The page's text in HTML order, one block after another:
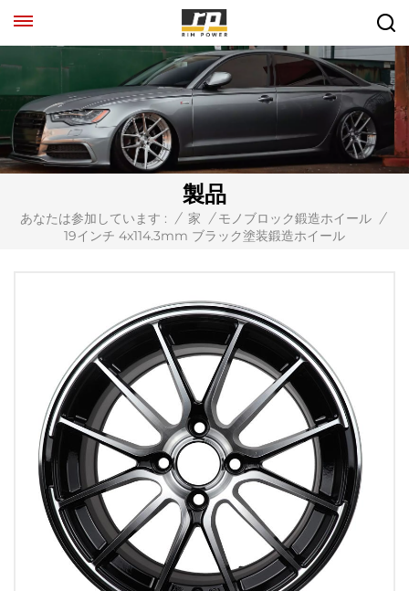
製品
あなたは参加しています : / 家 / モノブロック鍛造ホイール /
19インチ 4x114.3mm ブラック塗装鍛造ホイール